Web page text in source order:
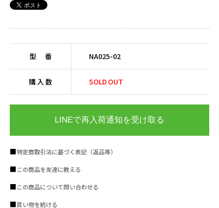
型 番 NA025-02
購 入 数 SOLD OUT
LINEで再入荷通知を受け取る
特定商取引法に基づく表記（返品等）
この商品を友達に教える
この商品について問い合わせる
買い物を続ける